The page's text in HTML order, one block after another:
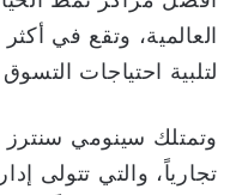
العالمية، وتقع في
لتلبية احتياجات
تجارياً، والتي تتولى